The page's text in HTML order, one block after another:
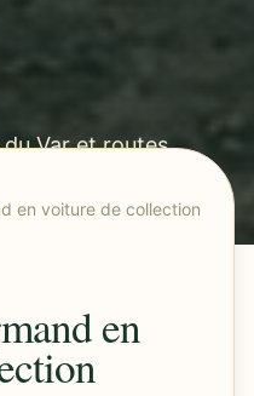
Var et routes
en voiture de collection
en